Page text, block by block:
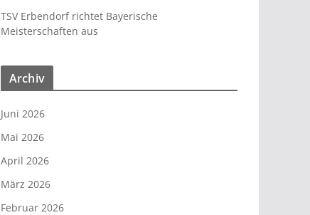
TSV Erbendorf richtet Bayerische
Meisterschaften aus
Archiv
Juni 2026
Mai 2026
April 2026
März 2026
Februar 2026